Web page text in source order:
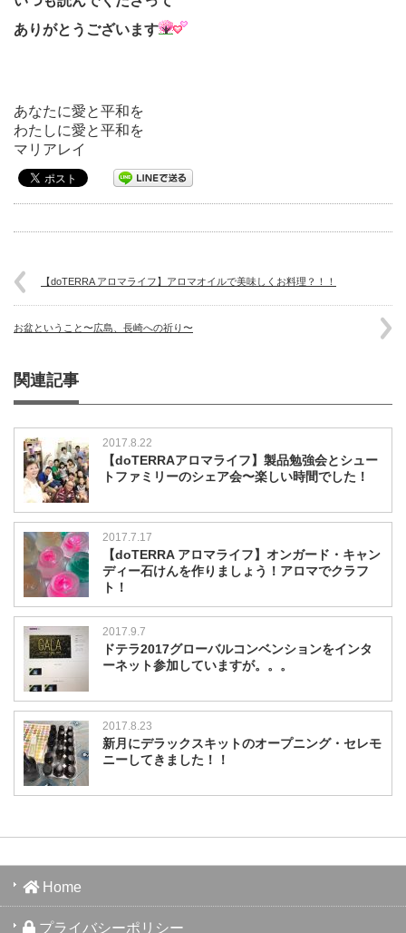
ありがとうございます
あなたに愛と平和を
わたしに愛と平和を
マリアレイ
【doTERRA アロマライフ】アロマオイルで美味しくお料理？！！
お盆ということ〜広島、長崎への祈り〜
関連記事
2017.8.22
【doTERRAアロマライフ】製品勉強会とシュー
トファミリーのシェア会〜楽しい時間でした！
2017.7.17
【doTERRA アロマライフ】オンガード・キャン
ディー石けんを作りましょう！アロマでクラフ
ト！
2017.9.7
ドテラ2017グローバルコンベンションをインタ
ーネット参加していますが。。。
2017.8.23
新月にデラックスキットのオープニング・セレモ
ニーしてきました！！
Home
プライバシーポリシー